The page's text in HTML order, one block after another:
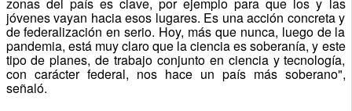
jóvenes vayan hacia esos lugares. Es una acción concreta y
de federalización en serio. Hoy, más que nunca, luego de la
pandemia, está muy claro que la ciencia es soberanía, y este
tipo de planes, de trabajo conjunto en ciencia y tecnología,
con carácter federal, nos hace un país más soberano",
señaló.